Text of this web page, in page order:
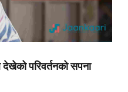
देखेको परिवर्तनको सपना